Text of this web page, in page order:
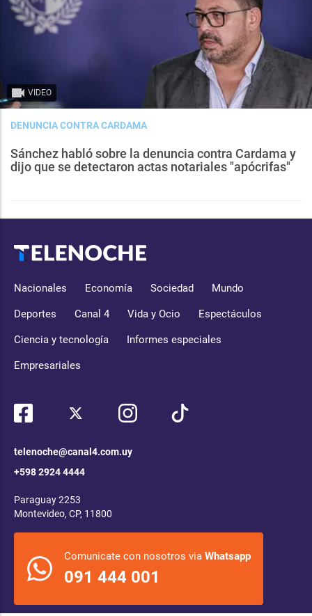
VIDEO
DENUNCIA CONTRA CARDAMA
Sánchez habló sobre la denuncia contra Cardama y
dijo que se detectaron actas notariales "apócrifas"
Nacionales Economía Sociedad Mundo
Deportes Canal 4 Vida y Ocio Espectáculos
Ciencia y tecnología Informes especiales
Empresariales
telenoche@canal4.com.uy
+598 2924 4444
Paraguay 2253
Montevideo, CP, 11800
Comunicate con nosotros via Whatsapp
091 444 001